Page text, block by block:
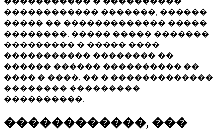
������������ �������, ������
����� �� ������������� �����
��������. ����� ����� �������
��������� � ����� ����
����������� �������� ��
������ ������ ���������� ��
���� � ����, �� � �������������
�������� ���������
����������.
������������, ���